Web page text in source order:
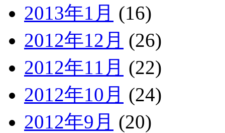
2013年1月 (16)
2012年12月 (26)
2012年11月 (22)
2012年10月 (24)
2012年9月 (20)